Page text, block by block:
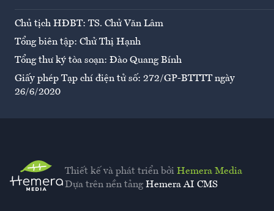
Chủ tịch HĐBT: TS. Chử Văn Lâm
Tổng biên tập: Chử Thị Hạnh
Tổng thư ký tòa soạn: Đào Quang Bính
Giấy phép Tạp chí điện tử số: 272/GP-BTTTT ngày
26/6/2020
Thiết kế và phát triển bởi Hemera Media
Dựa trên nền tảng Hemera AI CMS